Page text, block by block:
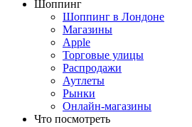
Шоппинг
Шоппинг в Лондоне
Магазины
Apple
Торговые улицы
Распродажи
Аутлеты
Рынки
Онлайн-магазины
Что посмотреть